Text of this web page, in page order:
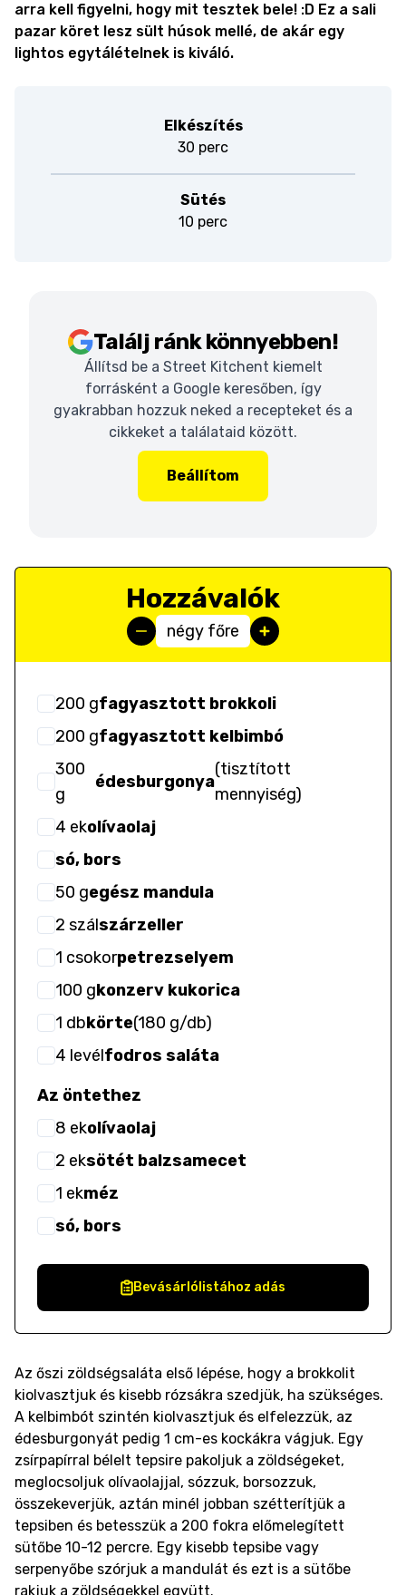
arra kell figyelni, hogy mit tesztek bele! :D Ez a sali
pazar köret lesz sült húsok mellé, de akár egy
lightos egytálételnek is kiváló.
Elkészítés
30 perc
Sütés
10 perc
Találj ránk könnyebben!
Állítsd be a Street Kitchent kiemelt
forrásként a Google keresőben, így
gyakrabban hozzuk neked a recepteket és a
cikkeket a találataid között.
Beállítom
Hozzávalók
négy főre
200 gfagyasztott brokkoli
200 gfagyasztott kelbimbó
300
g
édesburgonya
(tisztított
mennyiség)
4 ekolívaolaj
só, bors
50 gegész mandula
2 szálszárzeller
1 csokorpetrezselyem
100 gkonzerv kukorica
1 dbkörte(180 g/db)
4 levélfodros saláta
Az öntethez
8 ekolívaolaj
2 eksötét balzsamecet
1 ekméz
só, bors
Bevásárlólistához adás
Az őszi zöldségsaláta első lépése, hogy a brokkolit
kiolvasztjuk és kisebb rózsákra szedjük, ha szükséges.
A kelbimbót szintén kiolvasztjuk és elfelezzük, az
édesburgonyát pedig 1 cm-es kockákra vágjuk. Egy
zsírpapírral bélelt tepsire pakoljuk a zöldségeket,
meglocsoljuk olívaolajjal, sózzuk, borsozzuk,
összekeverjük, aztán minél jobban szétterítjük a
tepsiben és betesszük a 200 fokra előmelegített
sütőbe 10-12 percre. Egy kisebb tepsibe vagy
serpenyőbe szórjuk a mandulát és ezt is a sütőbe
rakjuk a zöldségekkel együtt.